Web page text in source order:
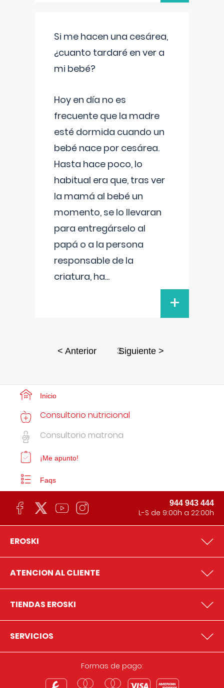
Si me hacen una cesárea,
¿cuanto tardaré en ver a
mi bebé?
Hoy en día no es
frecuente que la madre
esté dormida cuando un
bebé nace por cesárea.
Hasta hace poco, lo
habitual era que, tras ver
la mamá al bebé un
momento, se lo llevaran
para entregárselo al
papá o a la persona
responsable de la
criatura, ha...
+
< Anterior 3Siguiente >
Inicio
Consultorio nutricional
Consultorio matrona
¡Me apunto!
Faqs
944 943 444
L-S de 9:00h a 22:00h
EROSKI
ATENCION AL CLIENTE
TIENDAS EROSKI
SERVICIOS
Formas de pago: